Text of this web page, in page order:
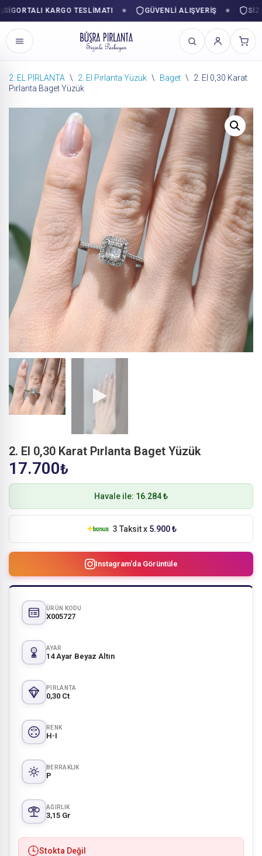
KARGO TESLIMATI GÜVENLI ALIŞVERIŞ
İçeriğe
2. EL PIRLANTA \ 2. El Pırlanta Yüzük \ Baget \
2. El 0,30 Karat
Pırlanta Baget Yüzük
2. El 0,30 Karat Pırlanta Baget Yüzük
17.700₺
Havale ile: 16.284 ₺
3 Taksit x 5.900 ₺
Instagram'da Görüntüle
ÜRÜN KODU
X005727
AYAR
14 Ayar Beyaz Altın
PIRLANTA
0,30 Ct
RENK
H-I
BERRAKLIK
P
AĞIRLIK
3,15 Gr
Stokta Değil